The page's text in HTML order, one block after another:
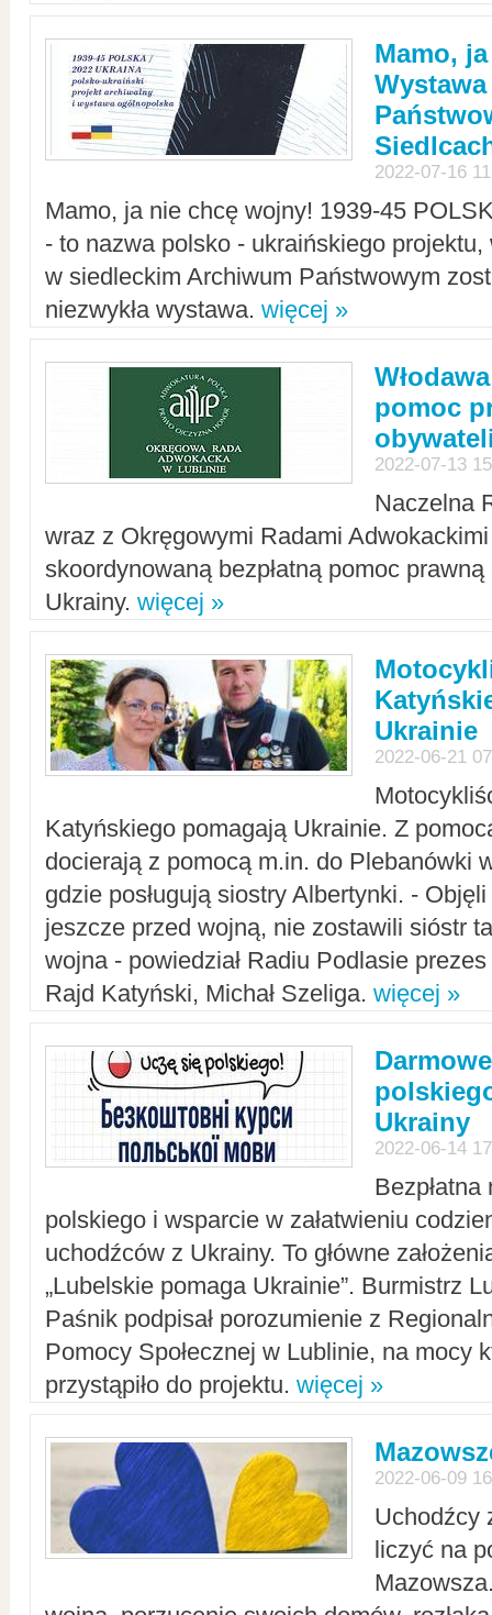
Mamo,
2022-07-16
Mamo, ja nie chcę wojny! 1939-45
- to nazwa polsko - ukraińskiego
w siedleckim Archiwum Państwowym
niezwykła wystawa. więcej »
pomoc
2022-07-13
Naczelna
wraz z Okręgowymi Radami Adwokackimi
skoordynowaną bezpłatną pomoc
Ukrainy. więcej »
Ukrainie
2022-06-21
Katyńskiego pomagają Ukrainie. Z
docierają z pomocą m.in. do Plebanówki
gdzie posługują siostry Albertynki. -
jeszcze przed wojną, nie zostawili sióstr
wojna - powiedział Radiu Podlasie
Rajd Katyński, Michał Szeliga. więcej »
Ukrainy
2022-06-14
polskiego i wsparcie w załatwieniu
uchodźców z Ukrainy. To główne
„Lubelskie pomaga Ukrainie”. Burmistrz
Paśnik podpisał porozumienie z
Pomocy Społecznej w Lublinie, na mocy
przystąpiło do projektu. więcej »
2022-06-09
Uchodźcy
liczyć na